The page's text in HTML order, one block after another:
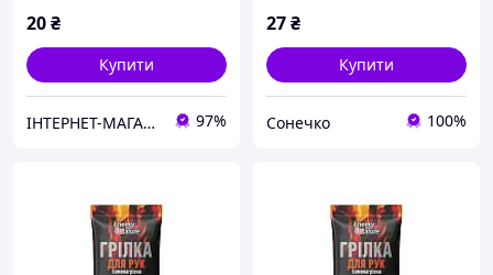
20₴
Купити
IНТЕРНЕТ-МАГАЗИН "МІЙ ДОМОВИЙ" 97%
27₴
Купити
Сонечко 100%